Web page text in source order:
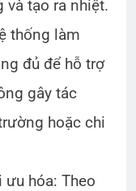
tạo ra nhiệt.
thống làm
đủ để hỗ trợ
gây tác
hoặc chi
ưu hóa: Theo